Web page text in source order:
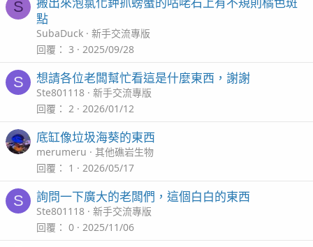
S
點
SubaDuck
新手交流專版
回覆
3 2025/09/28
S 想請各位老闆幫忙看這是什麼東西，謝謝
Ste801118
新手交流專版
回覆
2 2026/01/12
底缸像垃圾海葵的東西
merumeru
其他礁岩生物
回覆
1 2026/05/17
S 詢問一下廣大的老闆們，這個白白的東西
Ste801118
新手交流專版
回覆
0 2025/11/06